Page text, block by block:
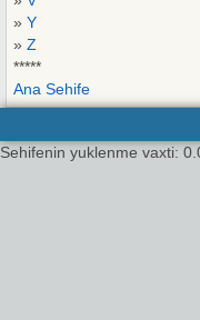
» Y
» Z
*****
Ana Sehife
Sehifenin yuklenme vaxti: